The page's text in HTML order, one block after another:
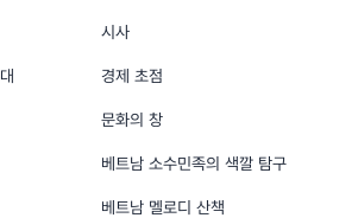
시사
경제 초점
문화의 창
베트남 소수민족의 색깔 탐구
베트남 멜로디 산책